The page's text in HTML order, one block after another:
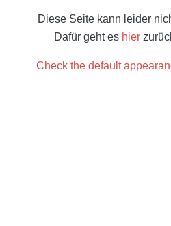
Diese Seite kann leider
Dafür geht es hier
Check the default